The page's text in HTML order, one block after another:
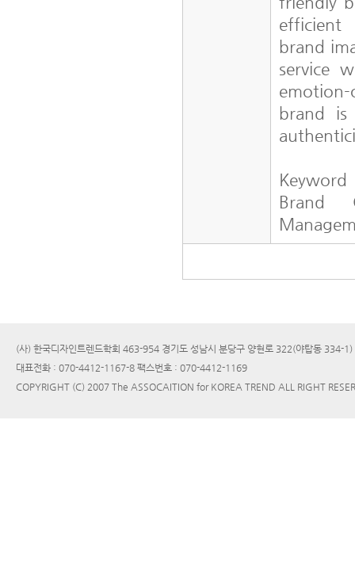
efficient
brand
service
brand is
Keyword
Brand
(사) 한국디자인트렌드학회 463-954 경기도 성남시 분당구 양현로 322(야탑동 334-
대표전화 : 070-4412-1167-8 팩스번호 : 070-4412-1169
COPYRIGHT (C) 2007 The ASSOCAITION for KOREA TREND ALL RIGHT